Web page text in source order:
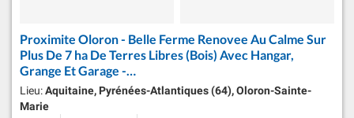
Proximite Oloron - Belle Ferme Renovee Au Calme Sur
Plus De 7 ha De Terres Libres (Bois) Avec Hangar,
Grange Et Garage -…
Lieu:Aquitaine, Pyrénées-Atlantiques (64), Oloron-Sainte-
Marie